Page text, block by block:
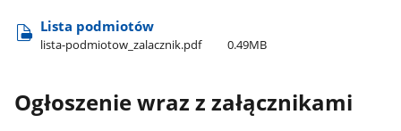
Lista podmiotów
lista-podmiotow​_zalacznik.pdf 0.49MB
Ogłoszenie wraz z załącznikami